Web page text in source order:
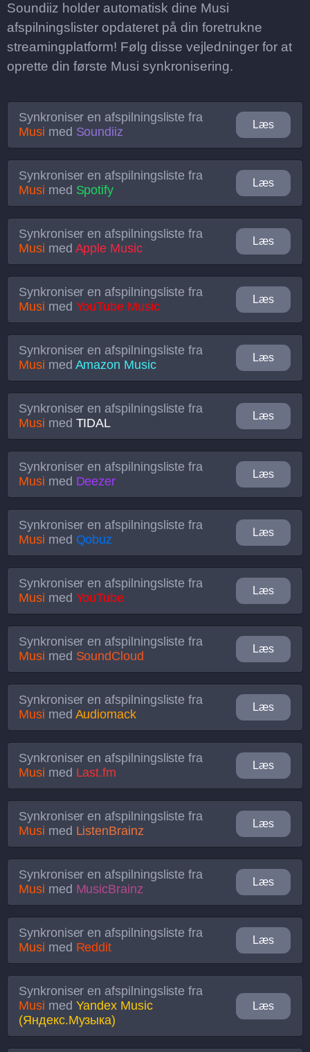
Soundiiz holder automatisk dine Musi
afspilningslister opdateret på din foretrukne
streamingplatform! Følg disse vejledninger for at
oprette din første Musi synkronisering.
Synkroniser en afspilningsliste fra
Musi med Soundiiz
Læs
Synkroniser en afspilningsliste fra
Musi med Spotify
Læs
Synkroniser en afspilningsliste fra
Musi med Apple Music
Læs
Synkroniser en afspilningsliste fra
Musi med YouTube Music
Læs
Synkroniser en afspilningsliste fra
Musi med Amazon Music
Læs
Synkroniser en afspilningsliste fra
Musi med TIDAL
Læs
Synkroniser en afspilningsliste fra
Musi med Deezer
Læs
Synkroniser en afspilningsliste fra
Musi med Qobuz
Læs
Synkroniser en afspilningsliste fra
Musi med YouTube
Læs
Synkroniser en afspilningsliste fra
Musi med SoundCloud
Læs
Synkroniser en afspilningsliste fra
Musi med Audiomack
Læs
Synkroniser en afspilningsliste fra
Musi med Last.fm
Læs
Synkroniser en afspilningsliste fra
Musi med ListenBrainz
Læs
Synkroniser en afspilningsliste fra
Musi med MusicBrainz
Læs
Synkroniser en afspilningsliste fra
Musi med Reddit
Læs
Synkroniser en afspilningsliste fra
Musi med Yandex Music
(Яндекс.Музыка)
Læs